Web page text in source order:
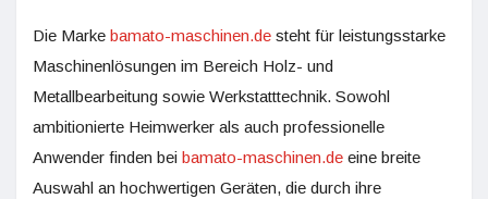
Die Marke bamato-maschinen.de steht für leistungsstarke
Maschinenlösungen im Bereich Holz- und
Metallbearbeitung sowie Werkstatttechnik. Sowohl
ambitionierte Heimwerker als auch professionelle
Anwender finden bei bamato-maschinen.de eine breite
Auswahl an hochwertigen Geräten, die durch ihre